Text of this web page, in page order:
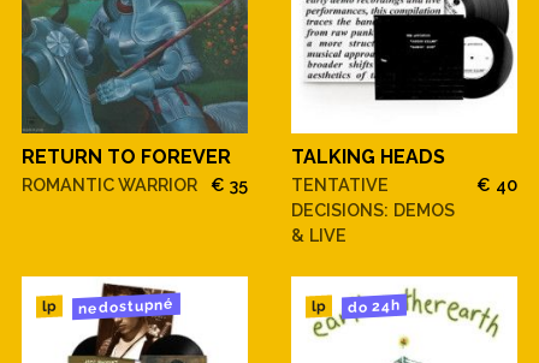
RETURN TO FOREVER
ROMANTIC WARRIOR € 35
TALKING HEADS
TENTATIVE
DECISIONS: DEMOS
& LIVE
€ 40
lp nedostupné lp do 24h